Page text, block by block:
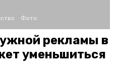
Фото:
рекламы в
уменьшиться